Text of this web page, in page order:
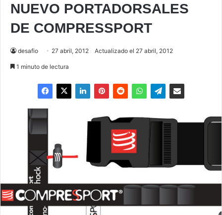
NUEVO PORTADORSALES
DE COMPRESSPORT
desafio 27 abril, 2012 Actualizado el 27 abril, 2012
1 minuto de lectura